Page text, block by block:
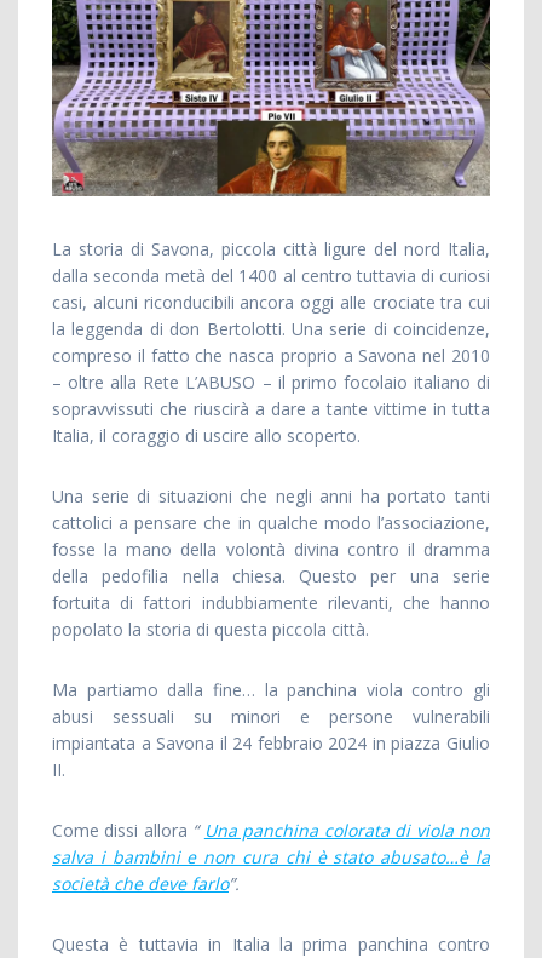
La storia di Savona, piccola città ligure del nord Italia,
dalla seconda metà del 1400 al centro tuttavia di curiosi
casi, alcuni riconducibili ancora oggi alle crociate tra cui
la leggenda di don Bertolotti. Una serie di coincidenze,
compreso il fatto che nasca proprio a Savona nel 2010
– oltre alla Rete L’ABUSO – il primo focolaio italiano di
sopravvissuti che riuscirà a dare a tante vittime in tutta
Italia, il coraggio di uscire allo scoperto.
Una serie di situazioni che negli anni ha portato tanti
cattolici a pensare che in qualche modo l’associazione,
fosse la mano della volontà divina contro il dramma
della pedofilia nella chiesa. Questo per una serie
fortuita di fattori indubbiamente rilevanti, che hanno
popolato la storia di questa piccola città.
Ma partiamo dalla fine… la panchina viola contro gli
abusi sessuali su minori e persone vulnerabili
impiantata a Savona il 24 febbraio 2024 in piazza Giulio
II.
Come dissi allora “ Una panchina colorata di viola non
salva i bambini e non cura chi è stato abusato…è la
società che deve farlo”.
Questa è tuttavia in Italia la prima panchina contro